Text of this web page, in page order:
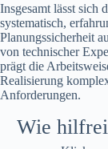
Insgesamt lässt sich
systematisch,
Planungssicherheit
von technischer
prägt die
Realisierung
Anforderungen.
Wie